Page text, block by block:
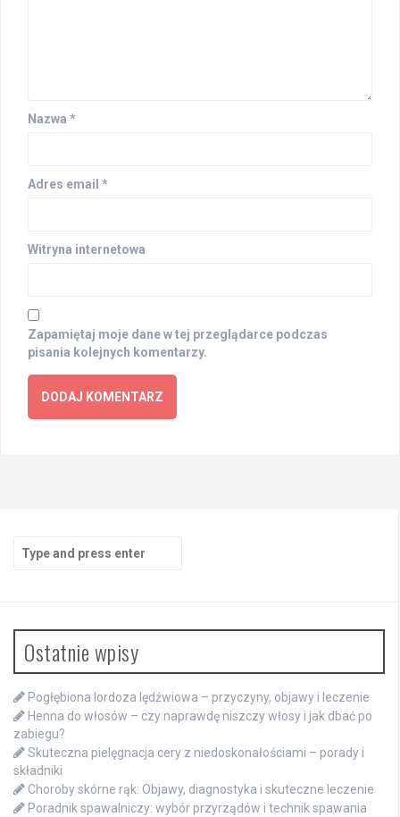
Nazwa *
Adres email *
Witryna internetowa
Zapamiętaj moje dane w tej przeglądarce podczas
pisania kolejnych komentarzy.
for:
Ostatnie wpisy
Pogłębiona lordoza lędźwiowa – przyczyny, objawy i leczenie
Henna do włosów – czy naprawdę niszczy włosy i jak dbać po
zabiegu?
Skuteczna pielęgnacja cery z niedoskonałościami – porady i
składniki
Choroby skórne rąk: Objawy, diagnostyka i skuteczne leczenie
Poradnik spawalniczy: wybór przyrządów i technik spawania